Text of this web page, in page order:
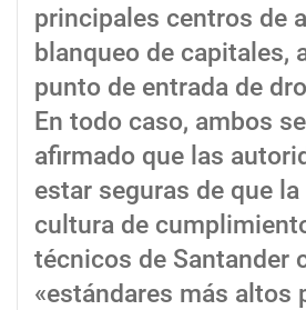
principales centros de
blanqueo de capitales,
punto de entrada de
En todo caso, ambos
afirmado que las
estar seguras de que
cultura de
técnicos de Santander
«estándares más altos